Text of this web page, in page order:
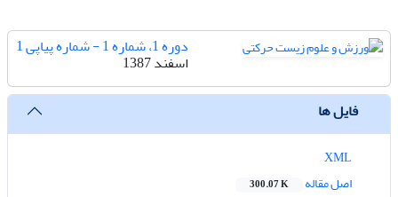
دوره 1، شماره 1 - شماره پیاپی 1
اسفند 1387
فایل ها
اصل مقاله
300.07 K